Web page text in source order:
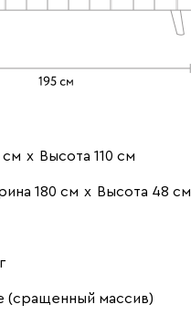
см х Высота 110 см
180 см х Высота 48 см
(сращенный массив)